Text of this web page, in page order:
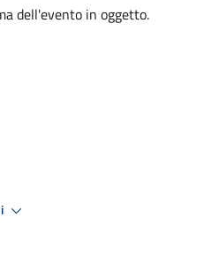
dell'evento in oggetto.